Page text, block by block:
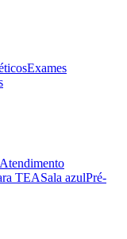
Exames
Atendimento
TEASala azulPré-